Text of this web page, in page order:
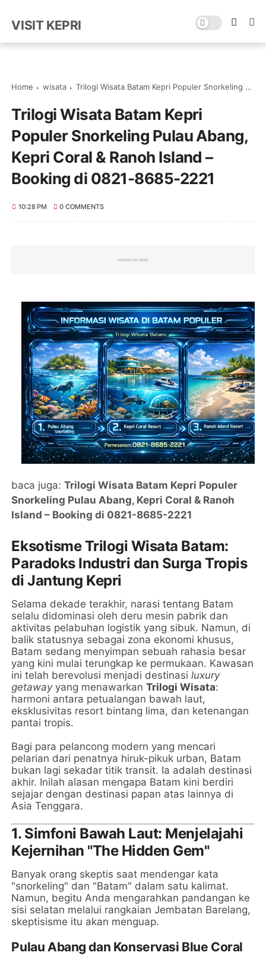
VISIT KEPRI
Home wisata Trilogi Wisata Batam Kepri Populer Snorkeling Pulau Abang, Kepri Coral & Ranoh Island – Booking di 0821-8685-2221
Trilogi Wisata Batam Kepri
Populer Snorkeling Pulau Abang,
Kepri Coral & Ranoh Island –
Booking di 0821-8685-2221
10:28 PM 0 COMMENTS
baca juga:Trilogi Wisata Batam Kepri Populer
Snorkeling Pulau Abang, Kepri Coral & Ranoh
Island – Booking di 0821-8685-2221
Eksotisme Trilogi Wisata Batam:
Paradoks Industri dan Surga Tropis
di Jantung Kepri
Selama dekade terakhir, narasi tentang Batam
selalu didominasi oleh deru mesin pabrik dan
aktivitas pelabuhan logistik yang sibuk. Namun, di
balik statusnya sebagai zona ekonomi khusus,
Batam sedang menyimpan sebuah rahasia besar
yang kini mulai terungkap ke permukaan. Kawasan
ini telah berevolusi menjadi destinasiluxury
getawayyang menawarkanTrilogi Wisata:
harmoni antara petualangan bawah laut,
eksklusivitas resort bintang lima, dan ketenangan
pantai tropis.
Bagi para pelancong modern yang mencari
pelarian dari penatnya hiruk-pikuk urban, Batam
bukan lagi sekadar titik transit. Ia adalah destinasi
akhir. Inilah alasan mengapa Batam kini berdiri
sejajar dengan destinasi papan atas lainnya di
Asia Tenggara.
1. Simfoni Bawah Laut: Menjelajahi
Kejernihan "The Hidden Gem"
Banyak orang skeptis saat mendengar kata
"snorkeling" dan "Batam" dalam satu kalimat.
Namun, begitu Anda mengarahkan pandangan ke
sisi selatan melalui rangkaian Jembatan Barelang,
skeptisisme itu akan menguap.
Pulau Abang dan Konservasi Blue Coral